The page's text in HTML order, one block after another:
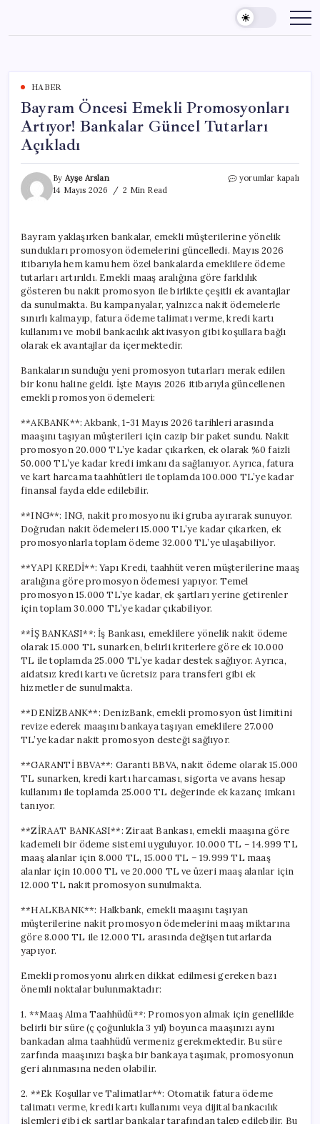
content
HABER
Bayram Öncesi Emekli Promosyonları
Artıyor! Bankalar Güncel Tutarları
Açıkladı
By Ayşe Arslan
14 Mayıs 2026
2 Min Read
Bayram
Bankalar
Güncel
Tutarları
Açıkladı
için
yorumlar kapalı
Bayram yaklaşırken bankalar, emekli müşterilerine yönelik
sundukları promosyon ödemelerini güncelledi. Mayıs 2026
itibarıyla hem kamu hem özel bankalarda emeklilere ödeme
tutarları artırıldı. Emekli maaş aralığına göre farklılık
gösteren bu nakit promosyon ile birlikte çeşitli ek avantajlar
da sunulmakta. Bu kampanyalar, yalnızca nakit ödemelerle
sınırlı kalmayıp, fatura ödeme talimatı verme, kredi kartı
kullanımı ve mobil bankacılık aktivasyon gibi koşullara bağlı
olarak ek avantajlar da içermektedir.
Bankaların sunduğu yeni promosyon tutarları merak edilen
bir konu haline geldi. İşte Mayıs 2026 itibarıyla güncellenen
emekli promosyon ödemeleri:
**AKBANK**: Akbank, 1-31 Mayıs 2026 tarihleri arasında
maaşını taşıyan müşterileri için cazip bir paket sundu. Nakit
promosyon 20.000 TL’ye kadar çıkarken, ek olarak %0 faizli
50.000 TL’ye kadar kredi imkanı da sağlanıyor. Ayrıca, fatura
ve kart harcama taahhütleri ile toplamda 100.000 TL’ye kadar
finansal fayda elde edilebilir.
**ING**: ING, nakit promosyonu iki gruba ayırarak sunuyor.
Doğrudan nakit ödemeleri 15.000 TL’ye kadar çıkarken, ek
promosyonlarla toplam ödeme 32.000 TL’ye ulaşabiliyor.
**YAPI KREDİ**: Yapı Kredi, taahhüt veren müşterilerine maaş
aralığına göre promosyon ödemesi yapıyor. Temel
promosyon 15.000 TL’ye kadar, ek şartları yerine getirenler
için toplam 30.000 TL’ye kadar çıkabiliyor.
**İŞ BANKASI**: İş Bankası, emeklilere yönelik nakit ödeme
olarak 15.000 TL sunarken, belirli kriterlere göre ek 10.000
TL ile toplamda 25.000 TL’ye kadar destek sağlıyor. Ayrıca,
aidatsız kredi kartı ve ücretsiz para transferi gibi ek
hizmetler de sunulmakta.
**DENİZBANK**: DenizBank, emekli promosyon üst limitini
revize ederek maaşını bankaya taşıyan emeklilere 27.000
TL’ye kadar nakit promosyon desteği sağlıyor.
**GARANTİ BBVA**: Garanti BBVA, nakit ödeme olarak 15.000
TL sunarken, kredi kartı harcaması, sigorta ve avans hesap
kullanımı ile toplamda 25.000 TL değerinde ek kazanç imkanı
tanıyor.
**ZİRAAT BANKASI**: Ziraat Bankası, emekli maaşına göre
kademeli bir ödeme sistemi uyguluyor. 10.000 TL – 14.999 TL
maaş alanlar için 8.000 TL, 15.000 TL – 19.999 TL maaş
alanlar için 10.000 TL ve 20.000 TL ve üzeri maaş alanlar için
12.000 TL nakit promosyon sunulmakta.
**HALKBANK**: Halkbank, emekli maaşını taşıyan
müşterilerine nakit promosyon ödemelerini maaş miktarına
göre 8.000 TL ile 12.000 TL arasında değişen tutarlarda
yapıyor.
Emekli promosyonu alırken dikkat edilmesi gereken bazı
önemli noktalar bulunmaktadır:
1. **Maaş Alma Taahhüdü**: Promosyon almak için genellikle
belirli bir süre (ç çoğunlukla 3 yıl) boyunca maaşınızı aynı
bankadan alma taahhüdü vermeniz gerekmektedir. Bu süre
zarfında maaşınızı başka bir bankaya taşımak, promosyonun
geri alınmasına neden olabilir.
2. **Ek Koşullar ve Talimatlar**: Otomatik fatura ödeme
talimatı verme, kredi kartı kullanımı veya dijital bankacılık
işlemleri gibi ek şartlar bankalar tarafından talep edilebilir. Bu